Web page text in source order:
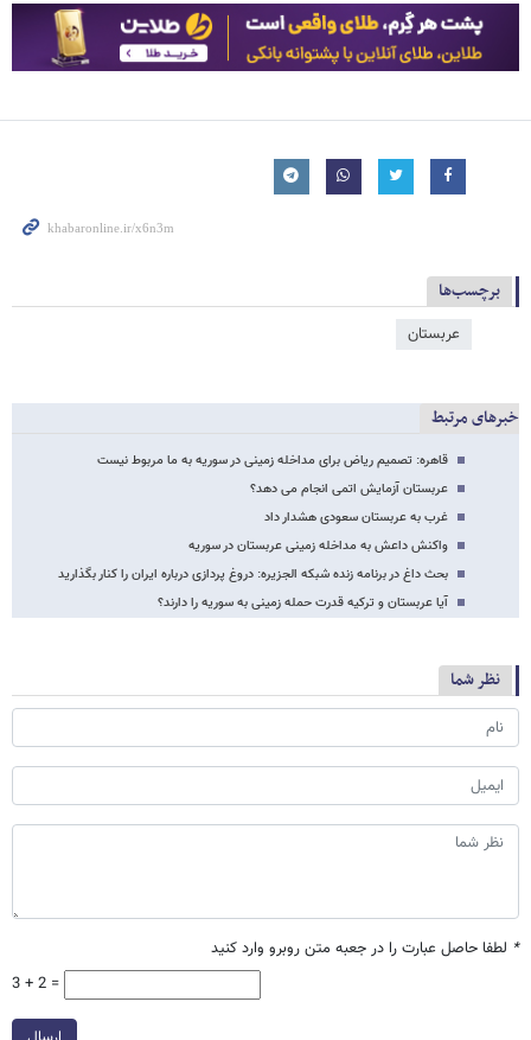
برچسب‌ها
عربستان
خبرهای مرتبط
قاهره: تصمیم ریاض برای مداخله زمینی در سوریه به ما مربوط نیست
عربستان آزمایش اتمی انجام می دهد؟
غرب به عربستان سعودی هشدار داد
واکنش داعش به مداخله زمینی عربستان در سوریه
بحث داغ در برنامه زنده شبکه الجزیره: دروغ پردازی درباره ایران را کنار بگذارید
آیا عربستان و ترکیه قدرت حمله زمینی به سوریه را دارند؟
نظر شما
* لطفا حاصل عبارت را در جعبه متن روبرو وارد کنید
3 + 2 =